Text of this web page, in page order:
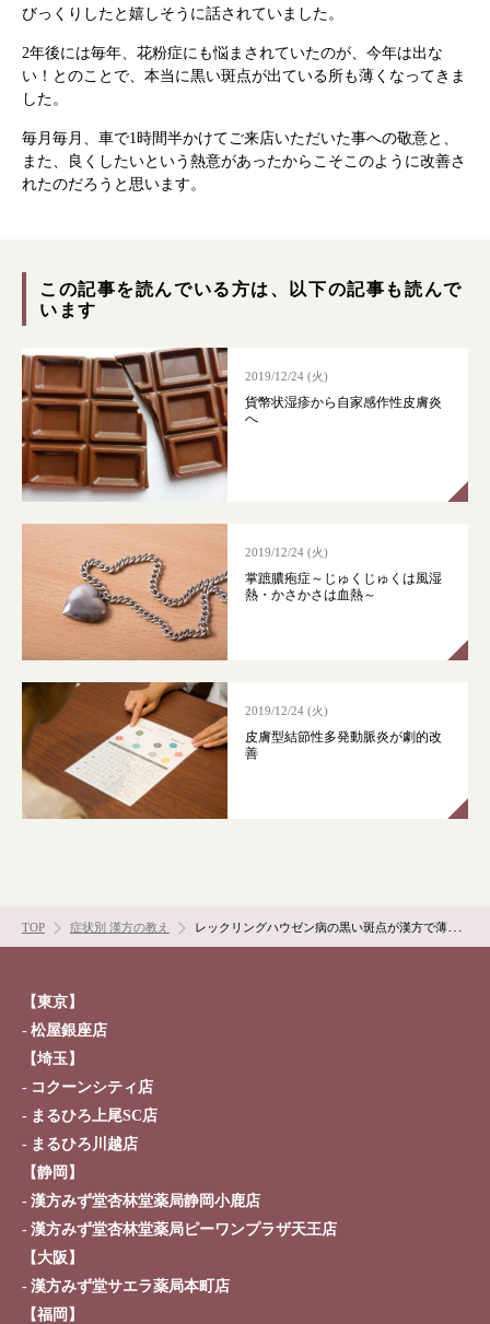
根本から身体を整えるとは
店舗を探す
漢方みず堂とは
お知らせ イベント・講座
漢方を知る
採用情報
お問い合わせ
びっくりしたと嬉しそうに話されていました。
2年後には毎年、花粉症にも悩まされていたのが、今年は出な
い！とのことで、本当に黒い斑点が出ている所も薄くなってきま
した。
毎月毎月、車で1時間半かけてご来店いただいた事への敬意と、
また、良くしたいという熱意があったからこそこのように改善さ
れたのだろうと思います。
この記事を読んでいる方は、以下の記事も読んで
います
2019/12/24 (火)
貨幣状湿疹から自家感作性皮膚炎
へ
2019/12/24 (火)
掌蹠膿疱症～じゅくじゅくは風湿
熱・かさかさは血熱～
2019/12/24 (火)
皮膚型結節性多発動脈炎が劇的改
善
TOP 症状別 漢方の教え レックリングハウゼン病の黒い斑点が漢方で薄くなった！
【東京】
松屋銀座店
【埼玉】
コクーンシティ店
まるひろ上尾SC店
まるひろ川越店
【静岡】
漢方みず堂杏林堂薬局静岡小鹿店
漢方みず堂杏林堂薬局ピーワンプラザ天王店
【大阪】
漢方みず堂サエラ薬局本町店
【福岡】